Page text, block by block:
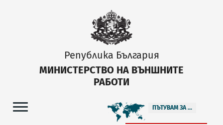
Република България
МИНИСТЕРСТВО НА ВЪНШНИТЕ
РАБОТИ
ПЪТУВАМ ЗА ...